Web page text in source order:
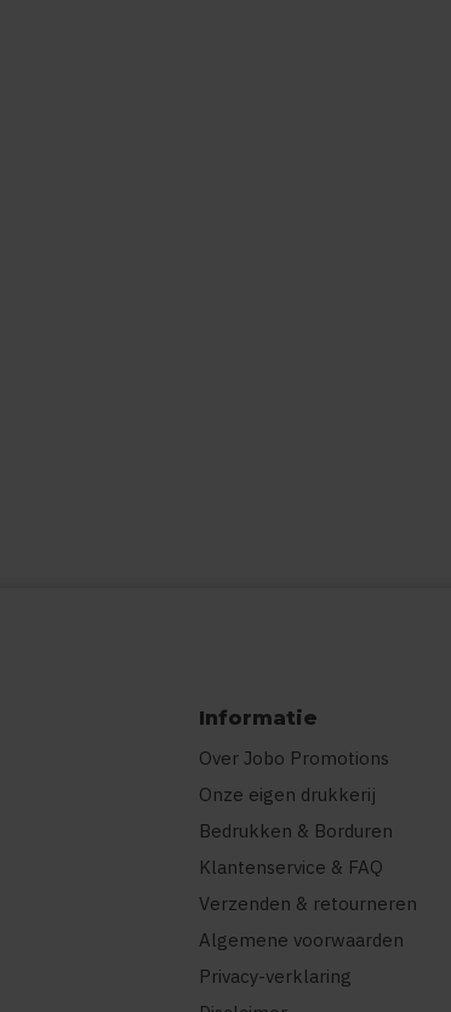
Informatie
Over Jobo Promotions
Onze eigen drukkerij
Bedrukken & Borduren
Klantenservice & FAQ
Verzenden & retourneren
Algemene voorwaarden
Privacy-verklaring